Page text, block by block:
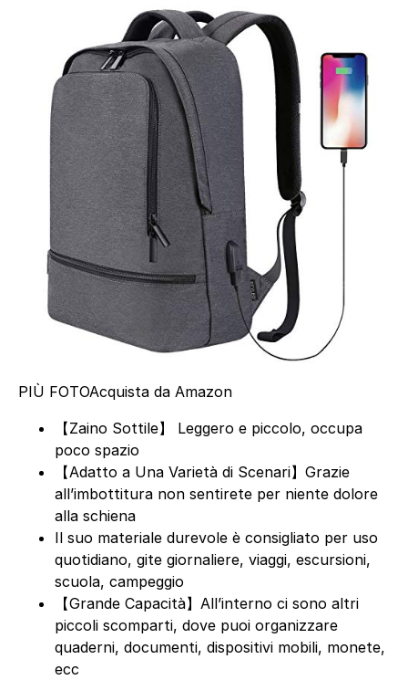
PIÙ FOTOAcquista da Amazon
【Zaino Sottile】 Leggero e piccolo, occupa
poco spazio
【Adatto a Una Varietà di Scenari】Grazie
all’imbottitura non sentirete per niente dolore
alla schiena
Il suo materiale durevole è consigliato per uso
quotidiano, gite giornaliere, viaggi, escursioni,
scuola, campeggio
【Grande Capacità】All’interno ci sono altri
piccoli scomparti, dove puoi organizzare
quaderni, documenti, dispositivi mobili, monete,
ecc